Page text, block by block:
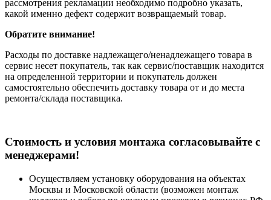
рассмотрения рекламации необходимо подробно указать,
какой именно дефект содержит возвращаемый товар.
Обратите внимание!
Расходы по доставке надлежащего/ненадлежащего товара в
сервис несет покупатель, так как сервис/поставщик находится
на определенной территории и покупатель должен
самостоятельно обеспечить доставку товара от и до места
ремонта/склада поставщика.
Cтоимость и условия монтажа согласовывайте с
менеджерами!
Осуществляем установку оборудования на объектах
Москвы и Московской области (возможен монтаж